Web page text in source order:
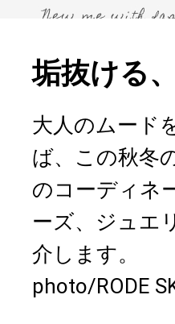
垢抜ける
大人のムード
ば、この秋冬
のコーディネ
ーズ、ジュエ
介します。
photo/RODE